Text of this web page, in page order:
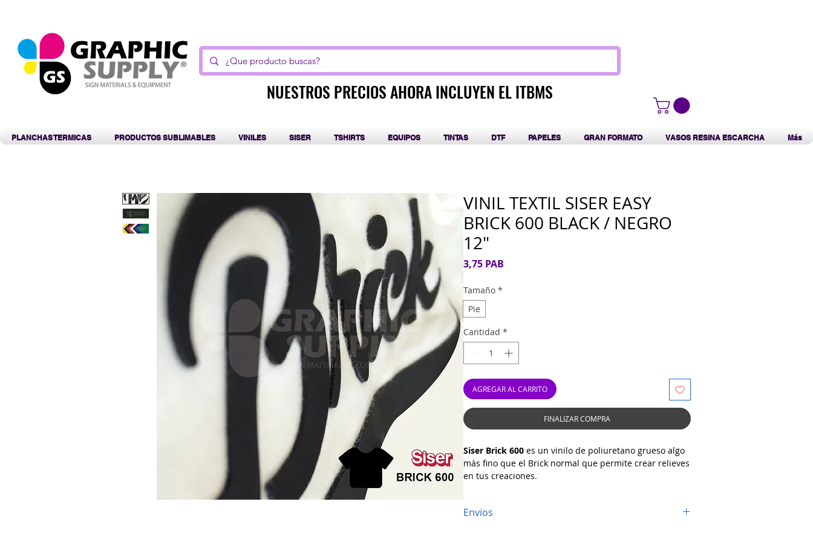
NUESTROS PRECIOS AHORA INCLUYEN EL ITBMS
NUESTROS PRECIOS AHORA INCLUYEN EL ITBMS
PLANCHAS TERMICAS PRODUCTOS SUBLIMABLES VINILES SISER TSHIRTS EQUIPOS TINTAS DTF PAPELES GRAN FORMATO VASOS RESINA ESCARCHA Más
VINIL TEXTIL SISER EASY
BRICK 600 BLACK / NEGRO
12"
3,75 PAB
Tamaño *
Pie
Cantidad *
AGREGAR AL CARRITO
FINALIZAR COMPRA
Siser Brick 600 es un vinilo de poliuretano grueso algo
más fino que el Brick normal que permite crear relieves
en tus creaciones.
Transportador incluido. No es necesario adquirirlo por
Envíos